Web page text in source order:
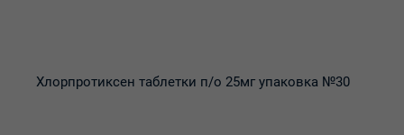
Хлорпротиксен таблетки п/о 25мг упаковка №30